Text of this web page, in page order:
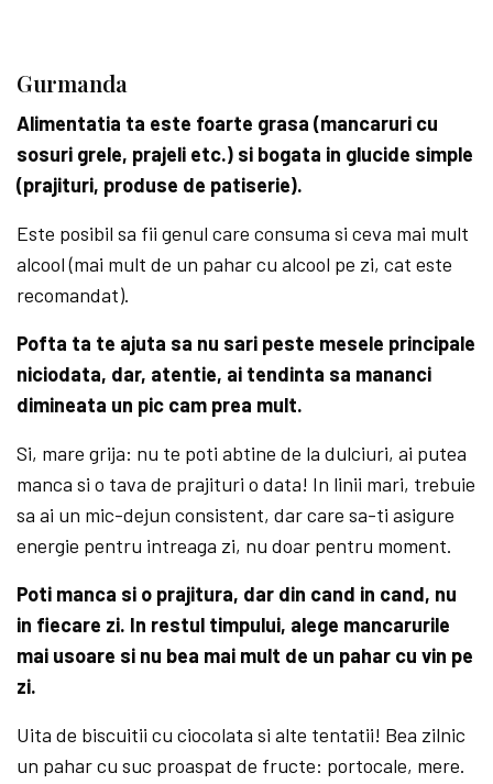
Gurmanda
Alimentatia ta este foarte grasa (mancaruri cu
sosuri grele, prajeli etc.) si bogata in glucide simple
(prajituri, produse de patiserie).
Este posibil sa fii genul care consuma si ceva mai mult
alcool (mai mult de un pahar cu alcool pe zi, cat este
recomandat).
Pofta ta te ajuta sa nu sari peste mesele principale
niciodata, dar, atentie, ai tendinta sa mananci
dimineata un pic cam prea mult.
Si, mare grija: nu te poti abtine de la dulciuri, ai putea
manca si o tava de prajituri o data! In linii mari, trebuie
sa ai un mic-dejun consistent, dar care sa-ti asigure
energie pentru intreaga zi, nu doar pentru moment.
Poti manca si o prajitura, dar din cand in cand, nu
in fiecare zi. In restul timpului, alege mancarurile
mai usoare si nu bea mai mult de un pahar cu vin pe
zi.
Uita de biscuitii cu ciocolata si alte tentatii! Bea zilnic
un pahar cu suc proas­pat de fructe: portocale, mere.